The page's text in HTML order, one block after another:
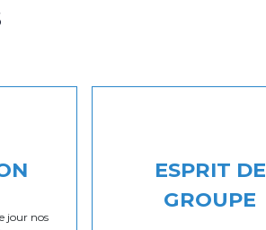
jour nos
ESPRIT DE
GROUPE